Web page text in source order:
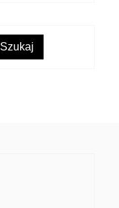
Szukaj